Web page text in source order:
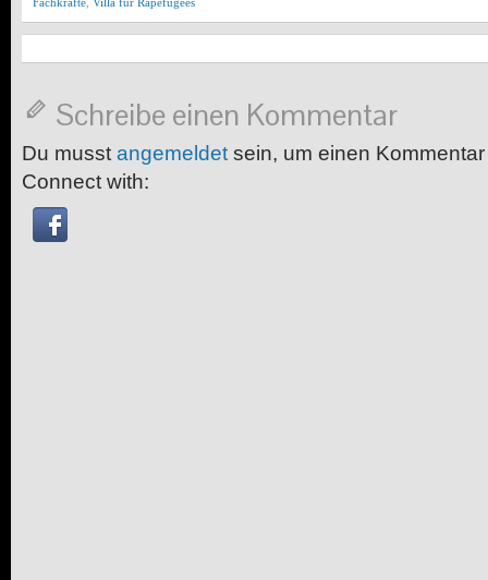
Schreibe einen Kommentar
Du musst angemeldet sein, um einen
Connect with: